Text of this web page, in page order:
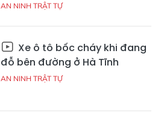
AN NINH TRẬT TỰ
Xe ô tô bốc cháy khi đang
đỗ bên đường ở Hà Tĩnh
AN NINH TRẬT TỰ